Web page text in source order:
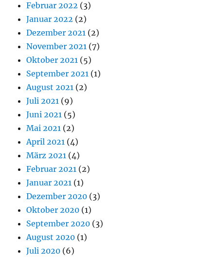
Februar 2022 (3)
Januar 2022 (2)
Dezember 2021 (2)
November 2021 (7)
Oktober 2021 (5)
September 2021 (1)
August 2021 (2)
Juli 2021 (9)
Juni 2021 (5)
Mai 2021 (2)
April 2021 (4)
März 2021 (4)
Februar 2021 (2)
Januar 2021 (1)
Dezember 2020 (3)
Oktober 2020 (1)
September 2020 (3)
August 2020 (1)
Juli 2020 (6)